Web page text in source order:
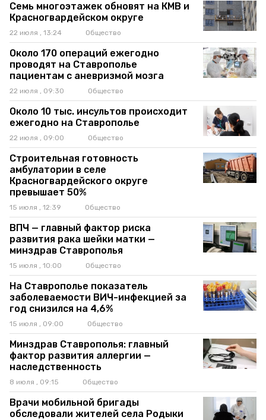
Семь многоэтажек обновят на КМВ и
Красногвардейском округе
22 июля , 13:24 Общество
Около 170 операций ежегодно
проводят на Ставрополье
пациентам с аневризмой мозга
22 июля , 09:30 Общество
Около 10 тыс. инсультов происходит
ежегодно на Ставрополье
22 июля , 09:00 Общество
Строительная готовность
амбулатории в селе
Красногвардейского округе
превышает 50%
15 июля , 12:39 Общество
ВПЧ — главный фактор риска
развития рака шейки матки —
минздрав Ставрополья
15 июля , 10:00 Общество
На Ставрополье показатель
заболеваемости ВИЧ-инфекцией за
год снизился на 4,6%
15 июля , 09:00 Общество
Минздрав Ставрополья: главный
фактор развития аллергии —
наследственность
8 июля , 09:15 Общество
Врачи мобильной бригады
обследовали жителей села Родыки